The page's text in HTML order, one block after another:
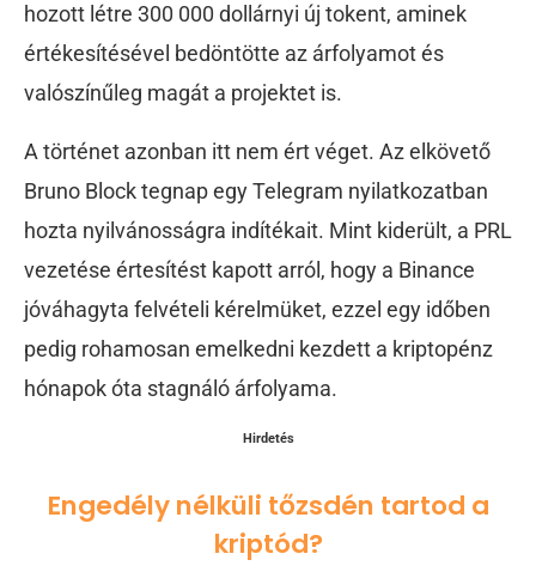
hozott létre 300 000 dollárnyi új tokent, aminek
értékesítésével bedöntötte az árfolyamot és
valószínűleg magát a projektet is.
A történet azonban itt nem ért véget. Az elkövető
Bruno Block tegnap egy Telegram nyilatkozatban
hozta nyilvánosságra indítékait. Mint kiderült, a PRL
vezetése értesítést kapott arról, hogy a Binance
jóváhagyta felvételi kérelmüket, ezzel egy időben
pedig rohamosan emelkedni kezdett a kriptopénz
hónapok óta stagnáló árfolyama.
Hirdetés
Engedély nélküli tőzsdén tartod a
kriptód?